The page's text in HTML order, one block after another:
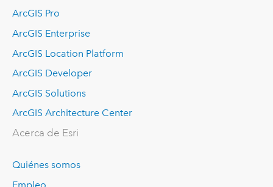
ArcGIS Pro
ArcGIS Enterprise
ArcGIS Location Platform
ArcGIS Developer
ArcGIS Solutions
ArcGIS Architecture Center
Acerca de Esri
Quiénes somos